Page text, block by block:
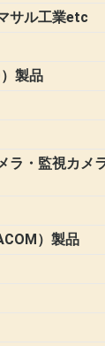
サル工業etc
製品
ラ・監視カメ
）製品